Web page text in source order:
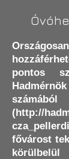
pontos
számából
(http://
fővárost